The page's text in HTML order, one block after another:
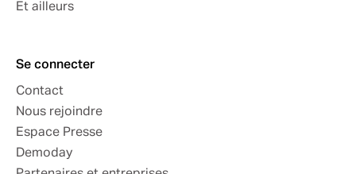
Et ailleurs
Se connecter
Contact
Nous rejoindre
Espace Presse
Demoday